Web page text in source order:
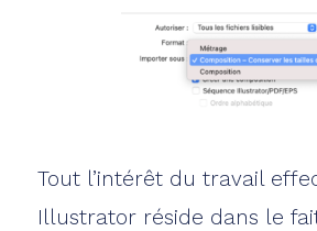
Tout l’intérêt du travail
Illustrator réside dans le